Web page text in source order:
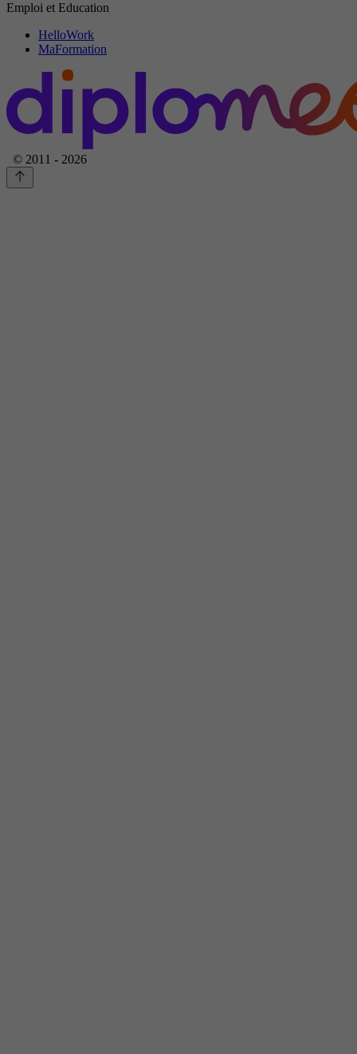
Emploi et Education
HelloWork
MaFormation
© 2011 - 2026